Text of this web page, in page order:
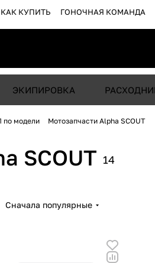
КАК КУПИТЬ ГОНОЧНАЯ КОМАНДА
ЭКИПИРОВКА
по модели Мотозапчасти Alpha SCOUT
SCOUT 14
Сначала популярные